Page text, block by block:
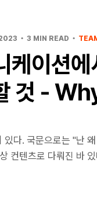
3 MIN READ
이션에
것 -
있다. 국문으로는 "난
텐츠로 다뤄진 바